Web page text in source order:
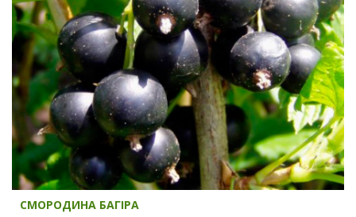
СМОРОДИНА БАГІРА